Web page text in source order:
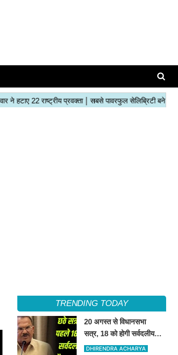
TRENDING TODAY
20 अगस्त से विधानसभा
सत्र, 18 को होगी सर्वदलीय
बैठक
DHIRENDRA ACHARYA